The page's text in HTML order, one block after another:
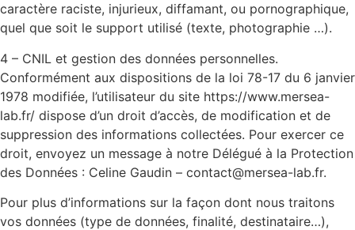
caractère raciste, injurieux, diffamant, ou pornographique,
quel que soit le support utilisé (texte, photographie …).
4 – CNIL et gestion des données personnelles.
Conformément aux dispositions de la loi 78-17 du 6 janvier
1978 modifiée, l’utilisateur du site https://www.mersea-
lab.fr/ dispose d’un droit d’accès, de modification et de
suppression des informations collectées. Pour exercer ce
droit, envoyez un message à notre Délégué à la Protection
des Données : Celine Gaudin – contact@mersea-lab.fr.
Pour plus d’informations sur la façon dont nous traitons
vos données (type de données, finalité, destinataire…),